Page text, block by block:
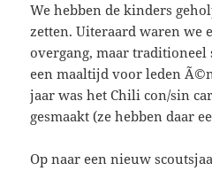
We hebben de kinders
zetten. Uiteraard waren we
overgang, maar traditioneel
een maaltijd voor leden
jaar was het Chili con/sin
gesmaakt (ze hebben daar
Op naar een nieuw